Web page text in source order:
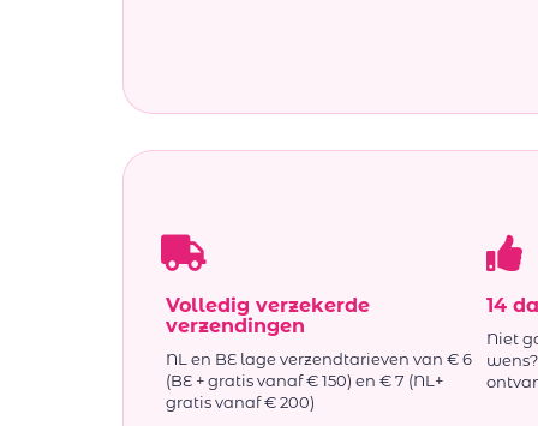
Volledig verzekerde
verzendingen
NL en BE lage verzendtarieven van € 6
(BE + gratis vanaf € 150) en € 7 (NL+
gratis vanaf € 200)
14
Niet